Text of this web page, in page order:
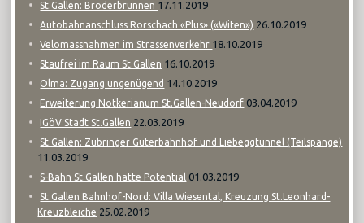
St.Gallen: Broderbrunnen 17.11.2019
Autobahnanschluss Rorschach «Plus» («Witen») 26.10.2019
Velomassnahmen im Strassenverkehr 18.10.2019
Staufrei im Raum St.Gallen 16.10.2019
Olma: Zugang ungenügend 14.10.2019
Erweiterung Notkerianum St.Gallen-Neudorf 03.04.2019
IGöV Stadt St.Gallen 22.03.2019
St.Gallen: Zubringer Güterbahnhof und Liebeggtunnel (Teilspange)
11.03.2019
S-Bahn St.Gallen hätte Potential 01.03.2019
St.Gallen Bahnhof-Nord: Villa Wiesental, Kreuzung St.Leonhard-
Kreuzbleiche 25.02.2019